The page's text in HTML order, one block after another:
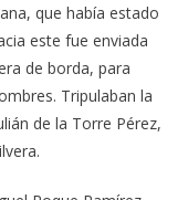
que había estado
este fue enviada
de borda, para
Tripulaban la
de la Torre Pérez,